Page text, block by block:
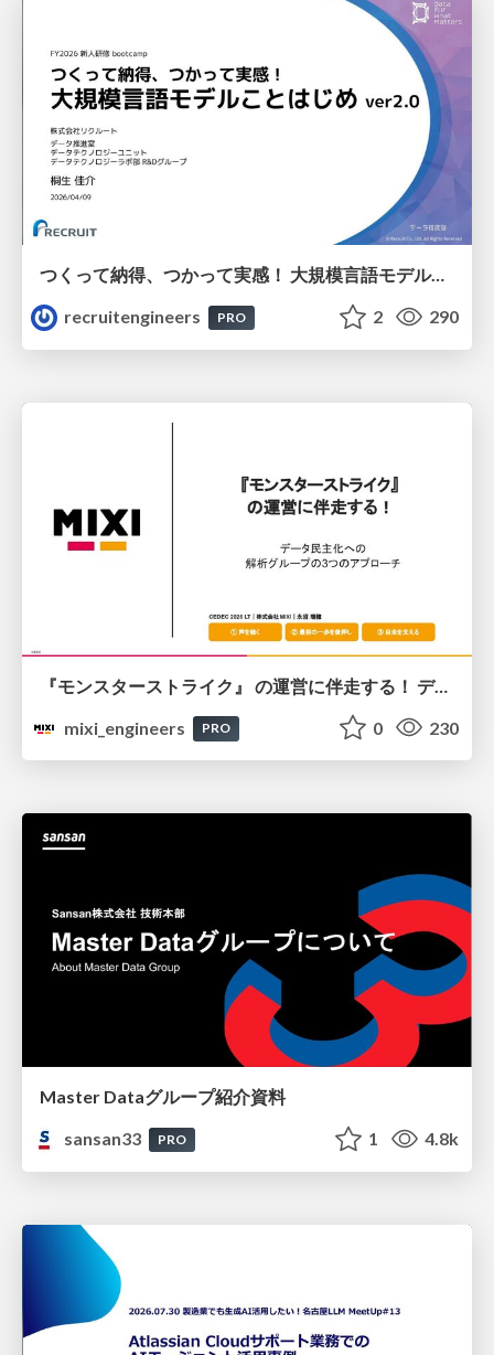
つくって納得、つかって実感！ 大規模言語モデルことはじめ ver2.0
recruitengineers
PRO 2 290
『モンスターストライク』 の運営に伴走する！ データ民主化への 解析グループの3つのアプローチ
mixi_engineers
PRO 0 230
Master Dataグループ紹介資料
sansan33
PRO 1 4.8k